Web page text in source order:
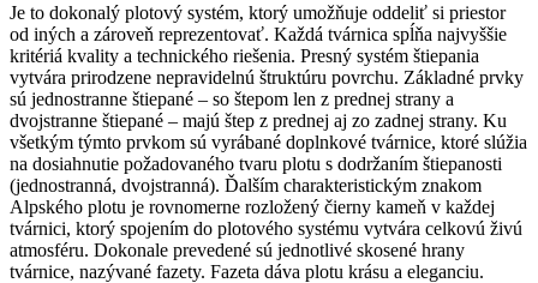
Je to dokonalý plotový systém, ktorý umožňuje oddeliť si priestor
od iných a zároveň reprezentovať. Každá tvárnica spĺňa najvyššie
kritériá kvality a technického riešenia. Presný systém štiepania
vytvára prirodzene nepravidelnú štruktúru povrchu. Základné prvky
sú jednostranne štiepané – so štepom len z prednej strany a
dvojstranne štiepané – majú štep z prednej aj zo zadnej strany. Ku
všetkým týmto prvkom sú vyrábané doplnkové tvárnice, ktoré slúžia
na dosiahnutie požadovaného tvaru plotu s dodržaním štiepanosti
(jednostranná, dvojstranná). Ďalším charakteristickým znakom
Alpského plotu je rovnomerne rozložený čierny kameň v každej
tvárnici, ktorý spojením do plotového systému vytvára celkovú živú
atmosféru. Dokonale prevedené sú jednotlivé skosené hrany
tvárnice, nazývané fazety. Fazeta dáva plotu krásu a eleganciu.